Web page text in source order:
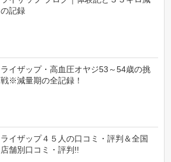
の記録
ライザップ・高血圧オヤジ53～54歳の挑
戦※減量期の全記録！
ライザップ４５人の口コミ・評判＆全国
店舗別口コミ・評判!!